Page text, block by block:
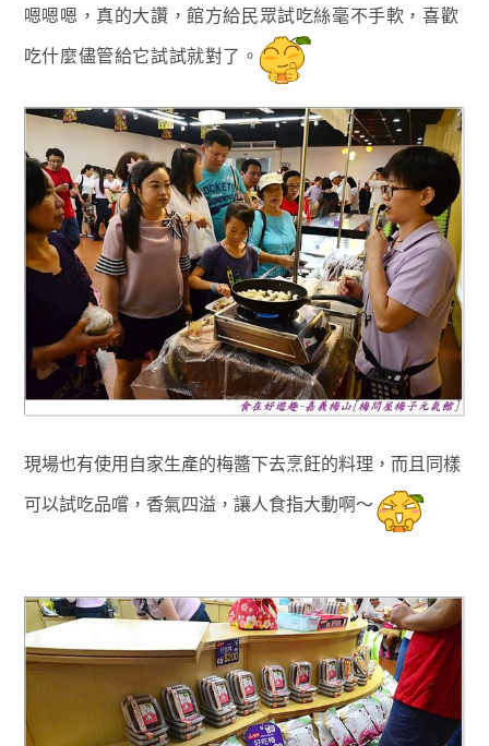
嗯嗯嗯，真的大讚 ，館方給民眾試吃絲毫不手軟 ，喜歡
吃什麼儘管給它試試就對了 。
現場也有使用自家生產的梅醬下去烹飪的料理，而且同樣
可以試吃品嚐， 香氣四溢 ，讓人食指大動啊～